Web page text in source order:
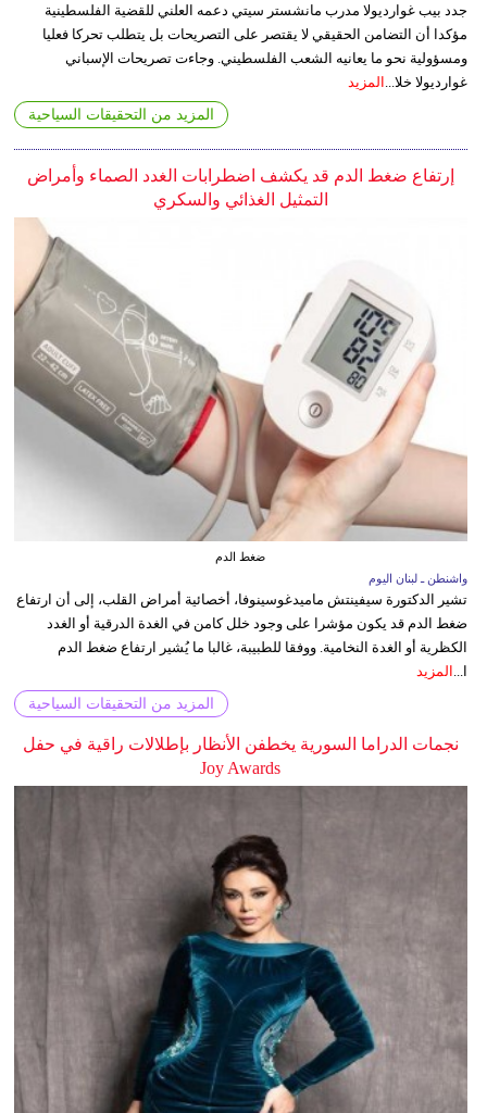
جدد بيب غوارديولا مدرب مانشستر سيتي دعمه العلني للقضية الفلسطينية
مؤكدا أن التضامن الحقيقي لا يقتصر على التصريحات بل يتطلب تحركا فعليا
ومسؤولية نحو ما يعانيه الشعب الفلسطيني. وجاءت تصريحات الإسباني
غوارديولا خلا...
المزيد
المزيد من التحقيقات السياحية
إرتفاع ضغط الدم قد يكشف اضطرابات الغدد الصماء وأمراض
التمثيل الغذائي والسكري
ضغط الدم
واشنطن ـ لبنان اليوم
تشير الدكتورة سيفينتش ماميدغوسينوفا، أخصائية أمراض القلب، إلى أن ارتفاع
ضغط الدم قد يكون مؤشرا على وجود خلل كامن في الغدة الدرقية أو الغدد
الكظرية أو الغدة النخامية. ووفقا للطبيبة، غالبا ما يُشير ارتفاع ضغط الدم
ا... المزيد
المزيد من التحقيقات السياحية
نجمات الدراما السورية يخطفن الأنظار بإطلالات راقية في حفل
Joy Awards